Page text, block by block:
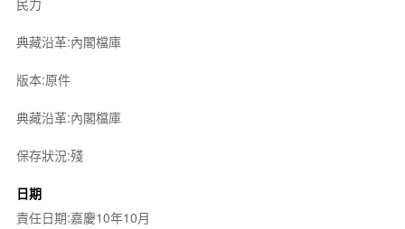
典藏沿革:內閣檔庫
版本:原件
典藏沿革:內閣檔庫
保存狀況:殘
日期
責任日期:嘉慶10年10月